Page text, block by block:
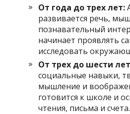
От года до трех лет:
развивается речь,
познавательный
начинает проявлять
исследовать
От трех до шести
социальные навыки,
мышление и
готовится к школе и
чтения, письма и счета.